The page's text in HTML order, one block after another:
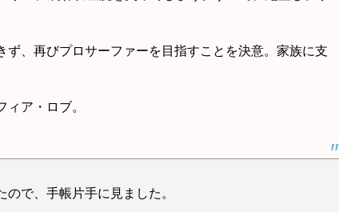
、再びプロサーファーを目指すことを決意。家族に支
ア・ロブ。
で、手帳片手に見ました。